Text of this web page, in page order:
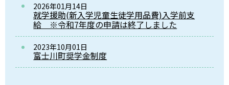
2026年01月14日
就学援助(新入学児童生徒学用品費)入学前支
給 ※令和7年度の申請は終了しました
2023年10月01日
富士川町奨学金制度